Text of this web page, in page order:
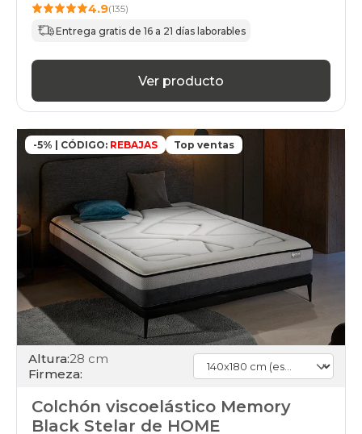
4.9(135)
Entrega gratis de 16 a 21 días laborables
Ver producto
-5% | CÓDIGO: REBAJAS Top ventas
Altura:28 cm
Firmeza:
Colchón viscoelástico Memory
Black Stelar de HOME